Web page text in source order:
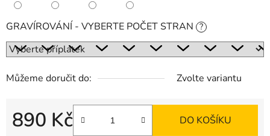
GRAVÍROVÁNÍ - VYBERTE POČET STRAN ?
Můžeme doručit do: Zvolte variantu
890 Kč DO KOŠÍKU